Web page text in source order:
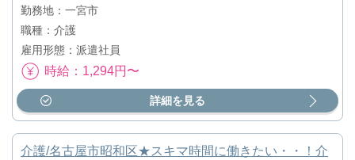
勤務地：一宮市
職種：介護
雇用形態：派遣社員
時給：1,294円〜
詳細を見る
介護/名古屋市昭和区★スキマ時間に働きたい・・！介